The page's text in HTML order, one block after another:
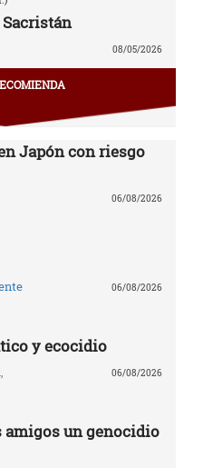
08/05/2026
Japón con riesgo
06/08/2026
06/08/2026
y ecocidio
,
06/08/2026
un genocidio